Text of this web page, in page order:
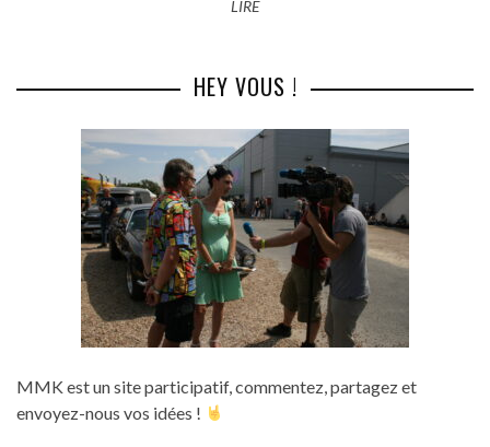
LIRE
HEY VOUS !
MMK est un site participatif, commentez, partagez et
envoyez-nous vos idées !